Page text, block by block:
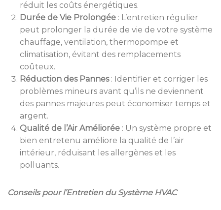
réduit les coûts énergétiques.
Durée de Vie Prolongée : L’entretien régulier
peut prolonger la durée de vie de votre système
chauffage, ventilation, thermopompe et
climatisation, évitant des remplacements
coûteux.
Réduction des Pannes: Identifier et corriger les
problèmes mineurs avant qu’ils ne deviennent
des pannes majeures peut économiser temps et
argent.
Qualité de l’Air Améliorée : Un système propre et
bien entretenu améliore la qualité de l’air
intérieur, réduisant les allergènes et les
polluants.
Conseils pour l’Entretien du Système HVAC